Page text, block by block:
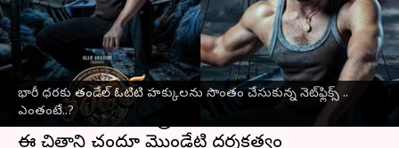
భారీ ధరకు తండేల్ ఓటిటి హక్కులను సొంతం చేసుకున్న నెట్‌ఫ్లిక్స్ ..
ఎంతంటే..?
వ్రాసిన వారు Sirish Praharaju Apr 29, 2024 12:37 pm
ఈ వార్తాకథనం ఏంటి
అక్కినేని అందగాడునాగ చైతన్య,సాయి పల్లవి
జంటగా నటించిన చిత్రం తండేల్ .